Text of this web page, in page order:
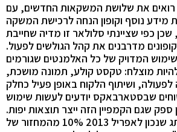
את שלושת המשקאות החדשים, עם
נוסף וקופון הנחה לרכישת המשקה
כפי שציינתי סלולאר זו מדיה שחייבת
מדרבנים את קהל הגולשים לפעול.
המדויק של כל האלמנטים שגורמים
להיות מוצלח: טקסט קולע, תמונה מושכת,
לפעולה, ושיתוף הלקוח באופן פעיל כחלק
שבסטארבאקס יודעים לעשות שימוש
ספק שגם הקמפיין הזה ייצר תוצאות יפות.
לא בכדי דיווח המותג שנכון לאפריל 2013 10% מהמחזור של